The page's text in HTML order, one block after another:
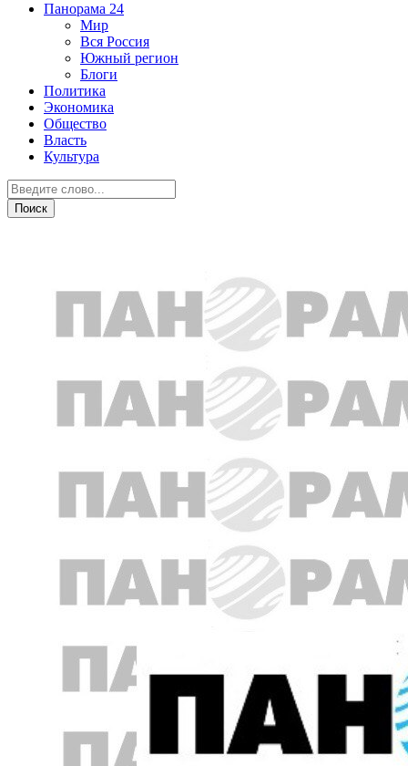
Панорама 24
Мир
Вся Россия
Южный регион
Блоги
Политика
Экономика
Общество
Власть
Культура